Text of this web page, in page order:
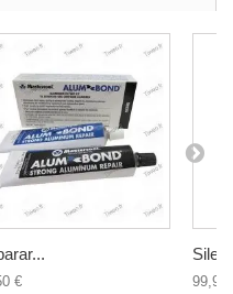
€ 99,90